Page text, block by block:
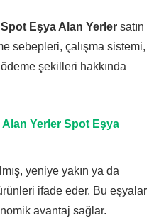
Eşya Alan Yerler satın
sebepleri, çalışma sistemi,
şekilleri hakkında
Yerler Spot Eşya
yeniye yakın ya da
ifade eder. Bu eşyalar
avantaj sağlar.